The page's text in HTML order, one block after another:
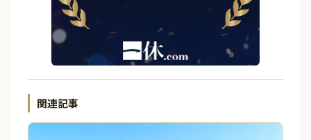
関連記事